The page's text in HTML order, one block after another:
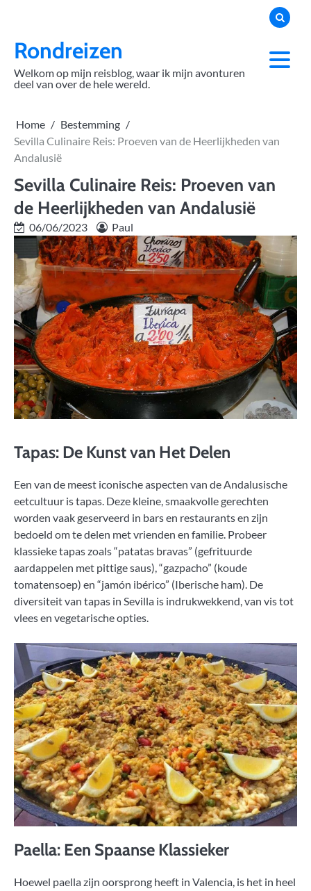
contentRondreizen
Welkom op mijn reisblog, waar ik mijn avonturen
deel van over de hele wereld.
Home
Bestemming
Sevilla Culinaire Reis: Proeven van de Heerlijkheden van
Andalusië
Sevilla Culinaire Reis: Proeven van
de Heerlijkheden van Andalusië
06/06/2023 Paul
Tapas: De Kunst van Het Delen
Een van de meest iconische aspecten van de Andalusische
eetcultuur is tapas. Deze kleine, smaakvolle gerechten
worden vaak geserveerd in bars en restaurants en zijn
bedoeld om te delen met vrienden en familie. Probeer
klassieke tapas zoals “patatas bravas” (gefrituurde
aardappelen met pittige saus), “gazpacho” (koude
tomatensoep) en “jamón ibérico” (Iberische ham). De
diversiteit van tapas in Sevilla is indrukwekkend, van vis tot
vlees en vegetarische opties.
Paella: Een Spaanse Klassieker
Hoewel paella zijn oorsprong heeft in Valencia, is het in heel